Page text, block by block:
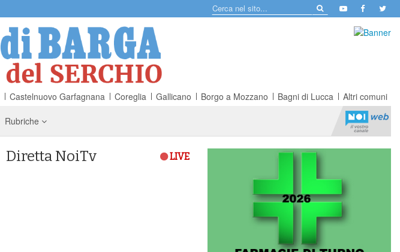
Castelnuovo Garfagnana Coreglia Gallicano Borgo a Mozzano Bagni di Lucca Altri comuni
Rubriche
Diretta NoiTv LIVE